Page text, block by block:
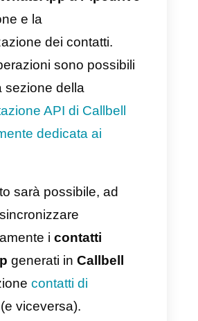
e fornire una migliore
al cliente finale. Il
soluzione
integrare
un account
WhatsApp